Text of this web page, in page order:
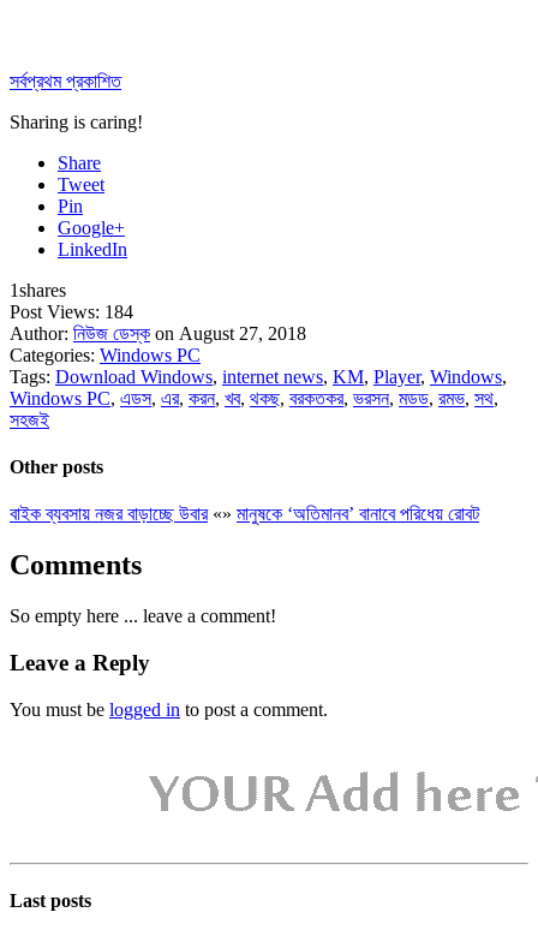
সর্বপ্রথম প্রকাশিত
Sharing is caring!
Share
Tweet
Pin
Google+
LinkedIn
1shares
Post Views: 184
Author: নিউজ ডেস্ক on August 27, 2018
Categories: Windows PC
Tags: Download Windows, internet news, KM, Player, Windows,
Windows PC, এডস, এর, করন, খব, থকছ, বরকতকর, ভরসন, মডড, রমভ, সথ,
সহজই
Other posts
বাইক ব্যবসায় নজর বাড়াচ্ছে উবার«» মানুষকে ‘অতিমানব’ বানাবে পরিধেয় রোবট
Comments
So empty here ... leave a comment!
Leave a Reply
You must be logged in to post a comment.
Last posts